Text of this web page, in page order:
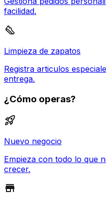
facilidad.
Limpieza de zapatos
Registra articulos
entrega.
¿Cómo operas?
Nuevo negocio
Empieza con todo lo que
crecer.